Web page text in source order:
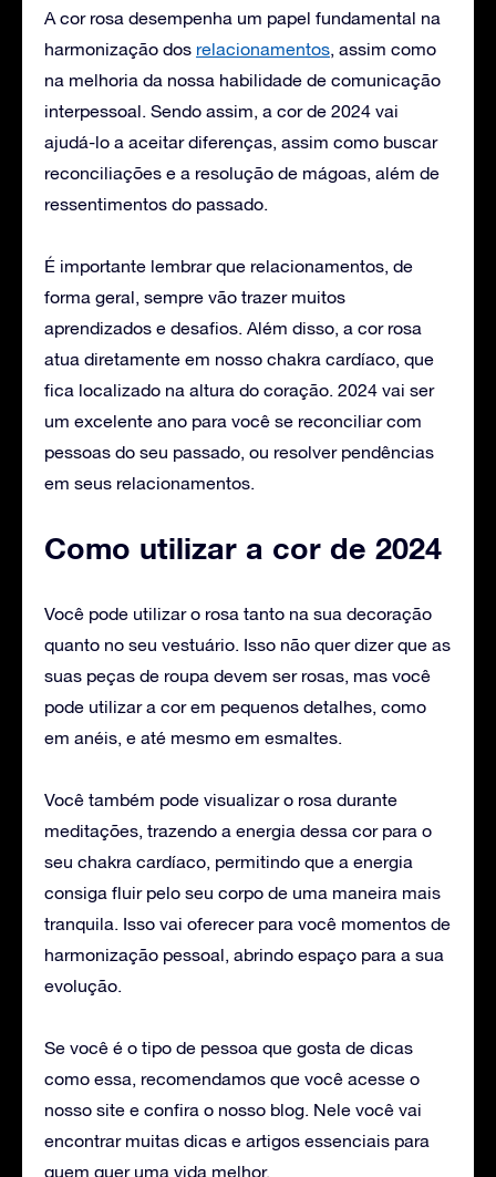
A cor rosa desempenha um papel fundamental na
harmonização dos relacionamentos, assim como
na melhoria da nossa habilidade de comunicação
interpessoal. Sendo assim, a cor de 2024 vai
ajudá-lo a aceitar diferenças, assim como buscar
reconciliações e a resolução de mágoas, além de
ressentimentos do passado.
É importante lembrar que relacionamentos, de
forma geral, sempre vão trazer muitos
aprendizados e desafios. Além disso, a cor rosa
atua diretamente em nosso chakra cardíaco, que
fica localizado na altura do coração. 2024 vai ser
um excelente ano para você se reconciliar com
pessoas do seu passado, ou resolver pendências
em seus relacionamentos.
Como utilizar a cor de 2024
Você pode utilizar o rosa tanto na sua decoração
quanto no seu vestuário. Isso não quer dizer que as
suas peças de roupa devem ser rosas, mas você
pode utilizar a cor em pequenos detalhes, como
em anéis, e até mesmo em esmaltes.
Você também pode visualizar o rosa durante
meditações, trazendo a energia dessa cor para o
seu chakra cardíaco, permitindo que a energia
consiga fluir pelo seu corpo de uma maneira mais
tranquila. Isso vai oferecer para você momentos de
harmonização pessoal, abrindo espaço para a sua
evolução.
Se você é o tipo de pessoa que gosta de dicas
como essa, recomendamos que você acesse o
nosso site e confira o nosso blog. Nele você vai
encontrar muitas dicas e artigos essenciais para
quem quer uma vida melhor.